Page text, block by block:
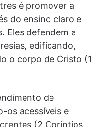
é promover a
do ensino claro e
Eles defendem a
edificando,
o corpo de Cristo (1
de
os acessíveis e
(2 Coríntios